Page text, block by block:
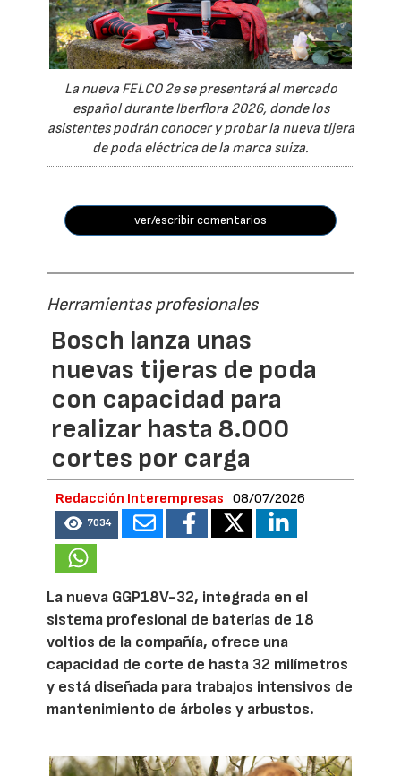
La nueva FELCO 2e se presentará al mercado
español durante Iberflora 2026, donde los
asistentes podrán conocer y probar la nueva tijera
de poda eléctrica de la marca suiza.
ver/escribir comentarios
Herramientas profesionales
Bosch lanza unas
nuevas tijeras de poda
con capacidad para
realizar hasta 8.000
cortes por carga
Redacción Interempresas 08/07/2026
7034
La nueva GGP18V-32, integrada en el
sistema profesional de baterías de 18
voltios de la compañía, ofrece una
capacidad de corte de hasta 32 milímetros
y está diseñada para trabajos intensivos de
mantenimiento de árboles y arbustos.